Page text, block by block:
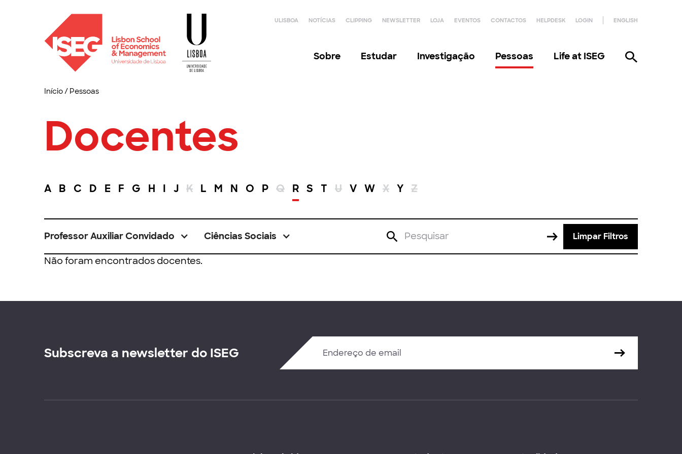
ULISBOA NOTÍCIAS CLIPPING NEWSLETTER LOJA EVENTOS CONTACTOS HELPDESK LOGIN ENGLISH
Sobre Estudar Investigação Pessoas Life at ISEG
Início/ Pessoas
Docentes
A B C D E F G H I J K L M N O P Q R S T U V W X Y Z
Professor Auxiliar Convidado Ciências Sociais Limpar Filtros
Não foram encontrados docentes.
Subscreva a newsletter do ISEG